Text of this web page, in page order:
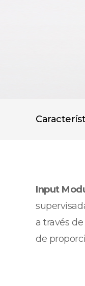
Input
a través
de